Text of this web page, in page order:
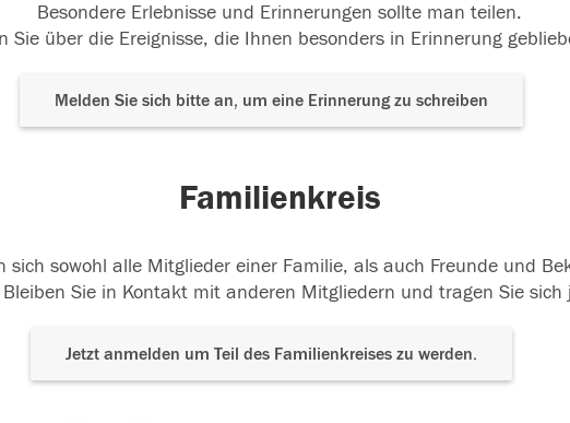
Besondere Erlebnisse und Erinnerungen sollte man teilen.
Sie über die Ereignisse, die Ihnen besonders in Erinnerung
Melden Sie sich bitte an, um eine Erinnerung zu schreiben
Familienkreis
sich sowohl alle Mitglieder einer Familie, als auch Freunde und
Sie in Kontakt mit anderen Mitgliedern und tragen Sie
Jetzt anmelden um Teil des Familienkreises zu werden.